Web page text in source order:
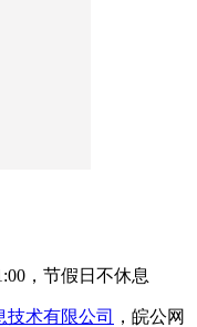
，节假日不休息
技术有限公司
，皖公网